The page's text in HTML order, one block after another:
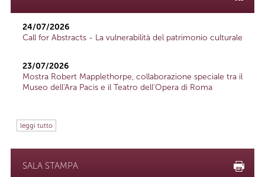
24/07/2026
Call for Abstracts - La vulnerabilità del patrimonio culturale
23/07/2026
Mostra Robert Mapplethorpe, collaborazione speciale tra il
Museo dell'Ara Pacis e il Teatro dell'Opera di Roma
leggi tutto
SALA STAMPA